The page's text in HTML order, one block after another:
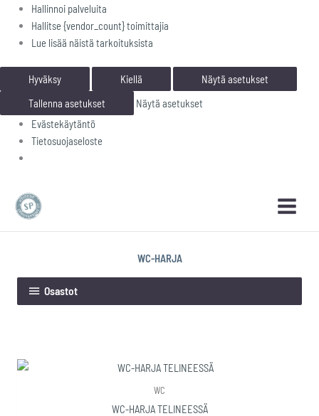
Hallinnoi palveluita
Hallitse {vendor_count} toimittajia
Lue lisää näistä tarkoituksista
Hyväksy Kiellä
Näytä asetukset
Tallenna asetukset
Näytä asetukset
Evästekäytäntö
Tietosuojaseloste
WC-HARJA
Osastot
WC
WC-HARJA TELINEESSÄ